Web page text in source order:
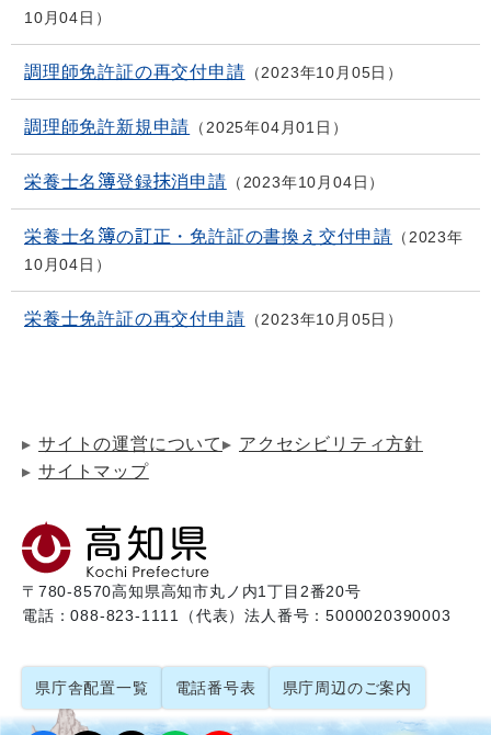
10月04日
調理師免許証の再交付申請 2023年10月05日
調理師免許新規申請 2025年04月01日
栄養士名簿登録抹消申請 2023年10月04日
栄養士名簿の訂正・免許証の書換え交付申請
2023年
10月04日
栄養士免許証の再交付申請 2023年10月05日
サイトの運営について
アクセシビリティ方針
サイトマップ
〒780-8570高知県高知市丸ノ内1丁目2番20号
電話：088-823-1111（代表）法人番号：5000020390003
県庁舎配置一覧 電話番号表 県庁周辺のご案内